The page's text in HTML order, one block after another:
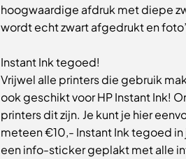
hoogwaardige afdruk met diepe
wordt echt zwart afgedrukt en
Instant Ink tegoed!
Vrijwel alle printers die gebruik
ook geschikt voor HP Instant Ink!
printers dit zijn. Je kunt je hier
meteen €10,- Instant Ink tegoed
een info-sticker geplakt met alle